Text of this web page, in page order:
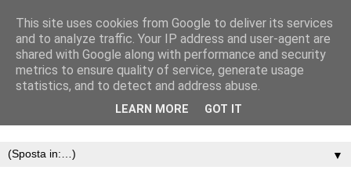
▼
This site uses cookies from Google to deliver its services
and to analyze traffic. Your IP address and user-agent are
shared with Google along with performance and security
metrics to ensure quality of service, generate usage
statistics, and to detect and address abuse.
LEARN MORE GOT IT